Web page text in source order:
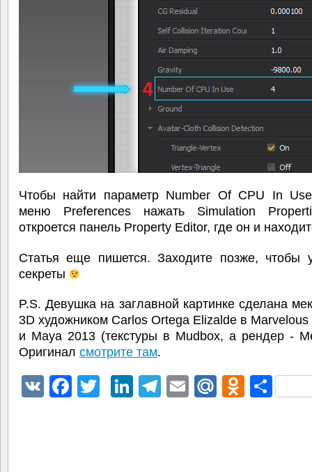
Чтобы найти параметр Number Of CPU In
меню Preferences нажать Simulation
откроется панель Property Editor, где он и
Статья еще пишется. Заходите позже, чтобы
секреты
P.S. Девушка на заглавной картинке сделана
3D художником Carlos Ortega Elizalde в
и Maya 2013 (текстуры в Mudbox, а рендер -
Оригинал смотрите там.
VK Facebook
TwitterLinkedIn
Telegram
EmailMail.Ru